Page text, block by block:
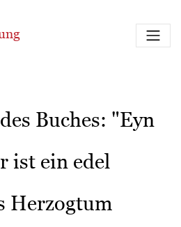
Buches: "Eyn
ist ein edel
Herzogtum